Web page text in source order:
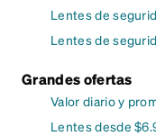
Lentes de
Lentes de
Grandes ofertas
Valor diario y
Lentes desde